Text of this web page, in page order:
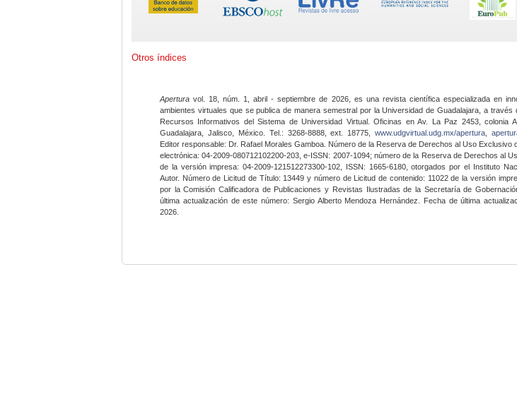
Otros índices
Apertura vol. 18, núm. 1, abril - septiembre de 2026, es una revista científica especializada en
ambientes virtuales que se publica de manera semestral por la Universidad de Guadalajara, a través
Recursos Informativos del Sistema de Universidad Virtual. Oficinas en Av. La Paz 2453, colonia
Guadalajara, Jalisco, México. Tel.: 3268-8888, ext. 18775,www.udgvirtual.udg.mx/apertura
Editor responsable: Dr. Rafael Morales Gamboa. Número de la Reserva de Derechos al Uso Exclusivo
electrónica: 04-2009-080712102200-203, e-ISSN: 2007-1094; número de la Reserva de Derechos al
de la versión impresa: 04-2009-121512273300-102, ISSN: 1665-6180, otorgados por el Instituto
Autor. Número de Licitud de Título: 13449 y número de Licitud de contenido: 11022 de la versión
por la Comisión Calificadora de Publicaciones y Revistas Ilustradas de la Secretaría de
última actualización de este número: Sergio Alberto Mendoza Hernández. Fecha de última
2026.